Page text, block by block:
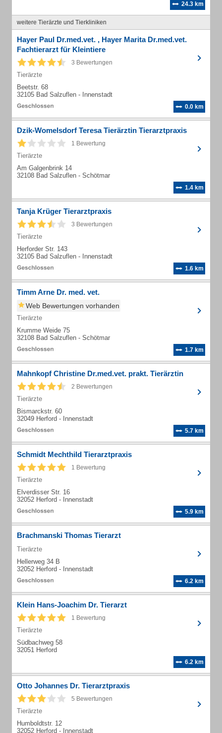
24.3 km
weitere Tierärzte und Tierkliniken
Hayer Paul Dr.med.vet. , Hayer Marita Dr.med.vet.
Fachtierarzt für Kleintiere
3 Bewertungen
Tierärzte
Beetstr. 68
32105 Bad Salzuflen - Innenstadt
0.0 km
Dzik-Womelsdorf Teresa Tierärztin Tierarztpraxis
1 Bewertung
Tierärzte
Am Galgenbrink 14
32108 Bad Salzuflen - Schötmar
1.4 km
Tanja Krüger Tierarztpraxis
3 Bewertungen
Tierärzte
Herforder Str. 143
32105 Bad Salzuflen - Innenstadt
1.6 km
Timm Arne Dr. med. vet.
Web Bewertungen vorhanden
Tierärzte
Krumme Weide 75
32108 Bad Salzuflen - Schötmar
1.7 km
Mahnkopf Christine Dr.med.vet. prakt. Tierärztin
2 Bewertungen
Tierärzte
Bismarckstr. 60
32049 Herford - Innenstadt
5.7 km
Schmidt Mechthild Tierarztpraxis
1 Bewertung
Tierärzte
Elverdisser Str. 16
32052 Herford - Innenstadt
5.9 km
Brachmanski Thomas Tierarzt
Tierärzte
Hellerweg 34 B
32052 Herford - Innenstadt
6.2 km
Klein Hans-Joachim Dr. Tierarzt
1 Bewertung
Tierärzte
Südbachweg 58
32051 Herford
6.2 km
Otto Johannes Dr. Tierarztpraxis
5 Bewertungen
Tierärzte
Humboldtstr. 12
32052 Herford - Innenstadt